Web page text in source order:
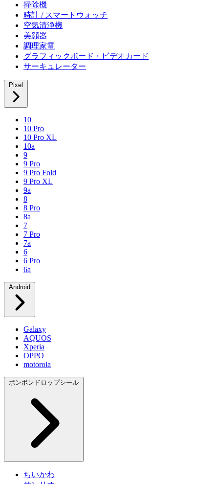
掃除機
時計 / スマートウォッチ
空気清浄機
美顔器
調理家電
グラフィックボード・ビデオカード
サーキュレーター
Pixel
10
10 Pro
10 Pro XL
10a
9
9 Pro
9 Pro Fold
9 Pro XL
9a
8
8 Pro
8a
7
7 Pro
7a
6
6 Pro
6a
Android
Galaxy
AQUOS
Xperia
OPPO
motorola
ボンボンドロップシール
ちいかわ